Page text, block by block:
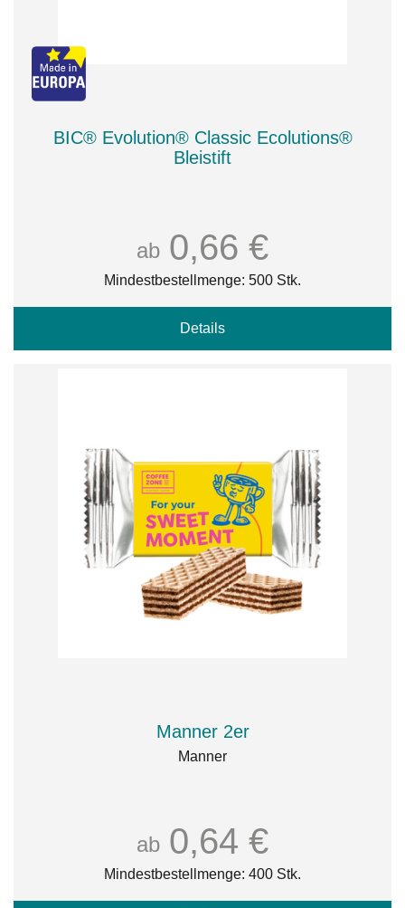
BIC® Evolution® Classic Ecolutions®
Bleistift
ab 0,66 €
Mindestbestellmenge: 500 Stk.
Details
Manner 2er
Manner
ab 0,64 €
Mindestbestellmenge: 400 Stk.